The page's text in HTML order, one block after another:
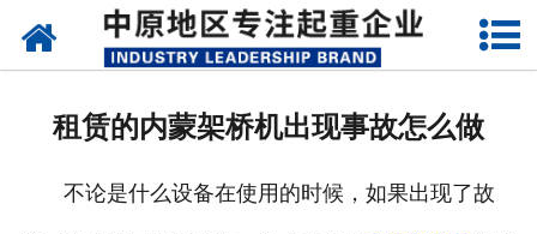
网站首页
租赁的内蒙架桥机出现事故怎么做
不论是什么设备在使用的时候，如果出现了故